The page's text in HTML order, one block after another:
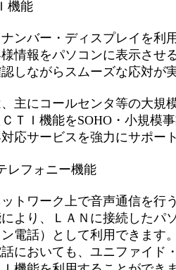
機能
ンバー・ディスプレイを利
情報をパソコンに表示させ
しながらスムーズな応対が
主にコールセンタ等の大規
ＴＩ機能をSOHO・小規模
対応サービスを強力にサポー
フォニー機能
トワーク上で音声通信を行
より、ＬＡＮに接続したパ
ン電話）として利用できます
においても、ユニファイド